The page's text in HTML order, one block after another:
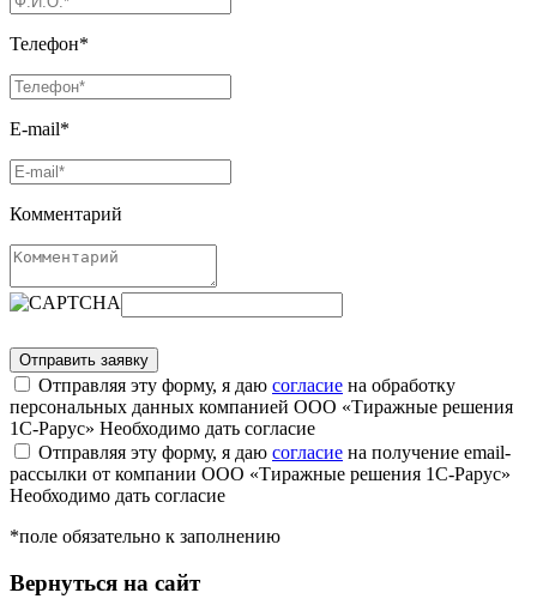
Телефон*
E-mail*
Комментарий
Отправляя эту форму, я даю согласие на обработку
персональных данных компанией ООО «Тиражные решения
1С-Рарус» Необходимо дать согласие
Отправляя эту форму, я даю согласие на получение email-
рассылки от компании ООО «Тиражные решения 1С-Рарус»
Необходимо дать согласие
*поле обязательно к заполнению
Вернуться на сайт